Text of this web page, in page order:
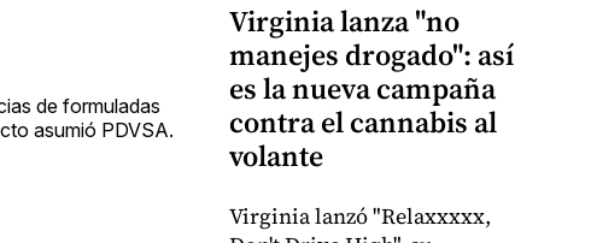
de formuladas
asumió PDVSA.
Virginia lanza "no
manejes drogado": así
es la nueva campaña
contra el cannabis al
volante
Virginia lanzó "Relaxxxxx,